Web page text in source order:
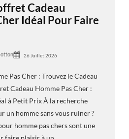
Cadeau
Idéal Pour Faire
26 Juillet 2026
Pas Cher : Trouvez le Cadeau
Cadeau Homme Pas Cher :
à Petit Prix À la recherche
un homme sans vous ruiner ?
homme pas chers sont une